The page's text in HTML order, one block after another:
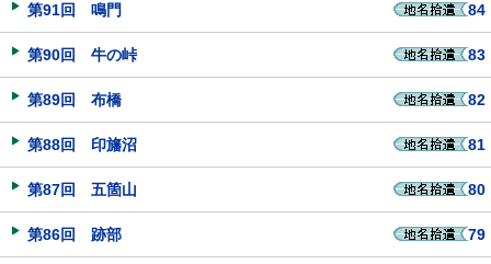
第91回 鳴門 84
第90回 牛の峠 83
第89回 布橋 82
第88回 印旛沼 81
第87回 五箇山 80
第86回 跡部 79